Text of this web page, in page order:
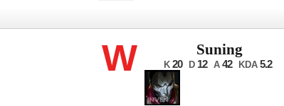
W Suning
K 20 D 12 A 42 KDA 5.2